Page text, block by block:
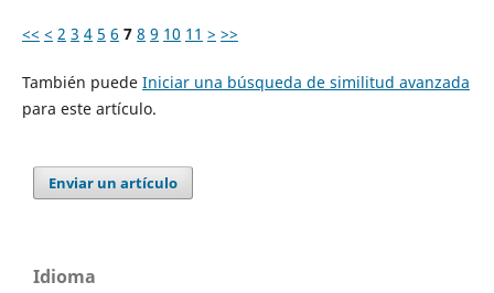
<< < 2 3 4 5 6 7 8 9 10 11 > >>
También puede Iniciar una búsqueda de similitud avanzada
para este artículo.
Enviar un artículo
Idioma